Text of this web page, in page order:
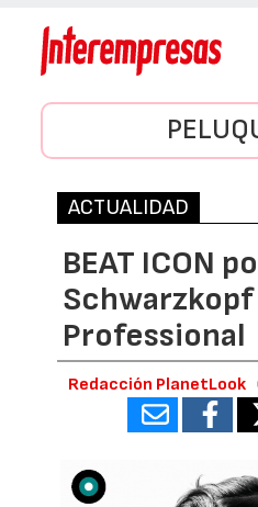
ACTUALIDAD
BEAT ICON
Schwarzkopf
Professional
Redacción PlanetLook